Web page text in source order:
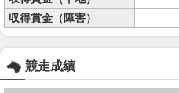
収得賞金（障害）
競走成績